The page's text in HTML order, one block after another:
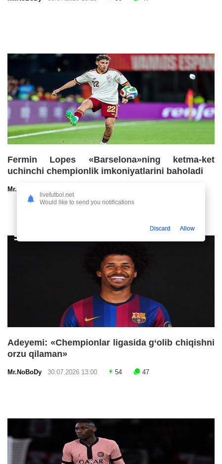
Fermin Lopes «Barselona»ning ketma-ket
uchinchi chempionlik imkoniyatlarini baholadi
Mr.NoBoDy
Adeyemi: «Chempionlar ligasida g‘olib chiqishni
orzu qilaman»
Mr.NoBoDy 30.07.2026 13:00 54 47
livefutbol.net
Would like to send you notifications
Discard Allow